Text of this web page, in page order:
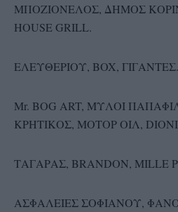
ΜΠΟΖΙΟΝΕΛΟΣ, ΔΗΜΟΣ
HOUSE GRILL.
ΕΛΕΥΘΕΡΙΟΥ, BOX, ΓΙΓΑΝΤΕΣ.
Mr. BOG ART, ΜΥΛΟΙ
ΚΡΗΤΙΚΟΣ, ΜΟΤΟΡ ΟΙΛ,
ΤΑΓΑΡΑΣ, BRANDON, MILLE
ΑΣΦΑΛΕΙΕΣ ΣΟΦΙΑΝΟΥ,